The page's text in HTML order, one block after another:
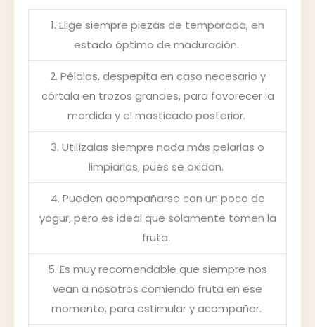
1. Elige siempre piezas de temporada, en
estado óptimo de maduración.
2. Pélalas, despepita en caso necesario y
córtala en trozos grandes, para favorecer la
mordida y el masticado posterior.
3. Utilízalas siempre nada más pelarlas o
limpiarlas, pues se oxidan.
4. Pueden acompañarse con un poco de
yogur, pero es ideal que solamente tomen la
fruta.
5. Es muy recomendable que siempre nos
vean a nosotros comiendo fruta en ese
momento, para estimular y acompañar.